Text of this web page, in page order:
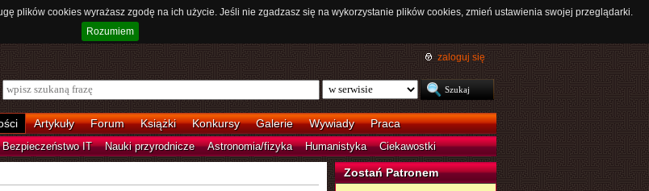
plików cookies wyrażasz zgodę na ich użycie. Jeśli nie zgadzasz się na wykorzystanie plików cookies, zmień ustawienia swojej przeglądarki.
Rozumiem
zaloguj się
Artykuły Forum Książki Konkursy Galerie Wywiady Praca
Bezpieczeństwo IT Nauki przyrodnicze Astronomia/fizyka Humanistyka Ciekawostki
Zostań Patronem